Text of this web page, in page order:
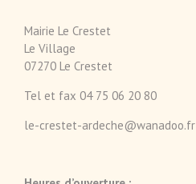
Mairie Le Crestet
Le Village
07270 Le Crestet
Tel et fax 04 75 06 20 80
le-crestet-ardeche@wanadoo.fr